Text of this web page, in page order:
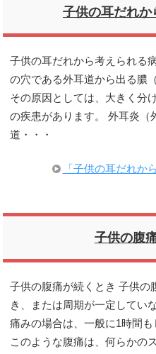
子供の耳だれ
子供の耳だれから考えられる
の穴である外耳道から出る膿
その原因としては、大きく分
の疾患があります。 外耳炎
道・・・
「子供の耳だれか
子供の腹
子供の腹痛が続くとき 子供の
き、または周期が一定してい
痛みの場合は、一般に1時間も
このような腹痛は、何らかの